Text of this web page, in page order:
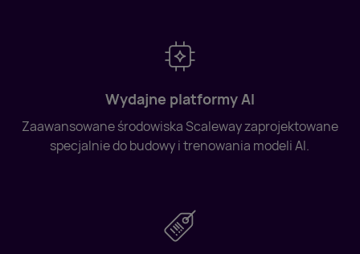
Wydajne platformy AI
Zaawansowane środowiska Scaleway zaprojektowane
specjalnie do budowy i trenowania modeli AI.